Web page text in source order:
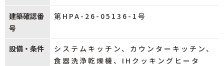
建築確認番
号
第HPA-26-05136-1号
設備・条件
システムキッチン、カウンターキッチン、
食器洗浄乾燥機、IHクッキングヒータ